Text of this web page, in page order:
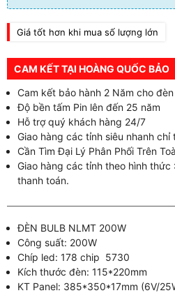
Giá tốt hơn khi mua số lượng lớn
CAM KẾT TẠI HOÀNG QUỐC BẢO
Cam kết bảo hành 2 Năm cho đèn
Độ bền tấm Pin lên đến 25 năm
Hỗ trợ quý khách hàng 24/7
Giao hàng các tỉnh siêu nhanh chỉ
Cần Tìm Đại Lý Phân Phối Trên
Giao hàng các tỉnh theo hình
thanh toán.
ĐÈN BULB NLMT 200W
Công suất: 200W
Chíp led: 178 chip 5730
Kích thước đèn: 115*220mm
KT Panel: 385*350*17mm (6V/